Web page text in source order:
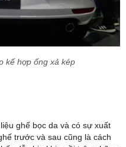
kế hợp ống xả kép
ghế bọc da và có sự xuất
trước và sau cũng là cách